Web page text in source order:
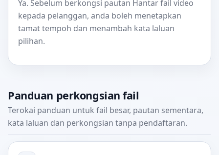
Ya. Sebelum berkongsi pautan Hantar fail video
kepada pelanggan, anda boleh menetapkan
tamat tempoh dan menambah kata laluan
pilihan.
Panduan perkongsian fail
Terokai panduan untuk fail besar, pautan sementara,
kata laluan dan perkongsian tanpa pendaftaran.